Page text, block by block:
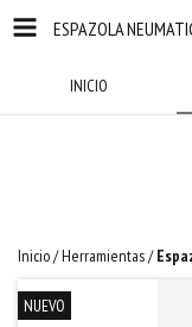
ESPAZOLA
INICIO
Inicio/Herramientas/
NUEVO